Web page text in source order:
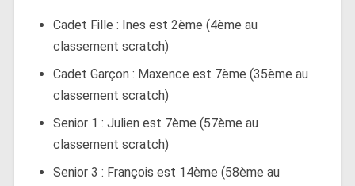
Cadet Fille : Ines est 2ème (4ème au
classement scratch)
Cadet Garçon : Maxence est 7ème (35ème au
classement scratch)
Senior 1 : Julien est 7ème (57ème au
classement scratch)
Senior 3 : François est 14ème (58ème au